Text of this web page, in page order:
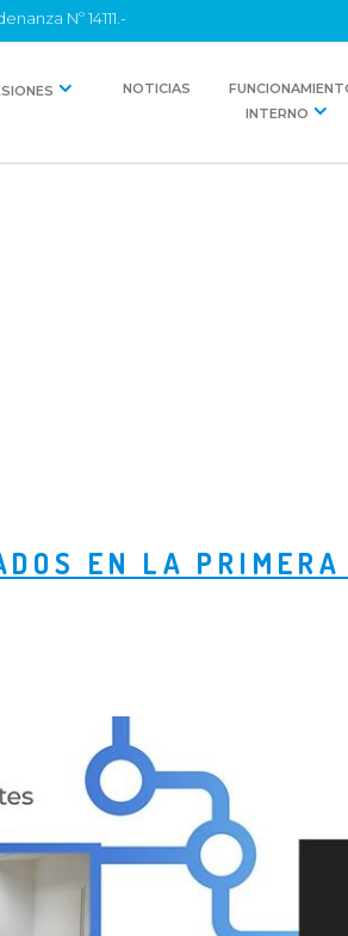
Nº 14111.-
NOTICIAS
INTERNO
EN LA